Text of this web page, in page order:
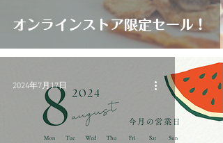
オンラインストア限定セール！
2024年7月17日